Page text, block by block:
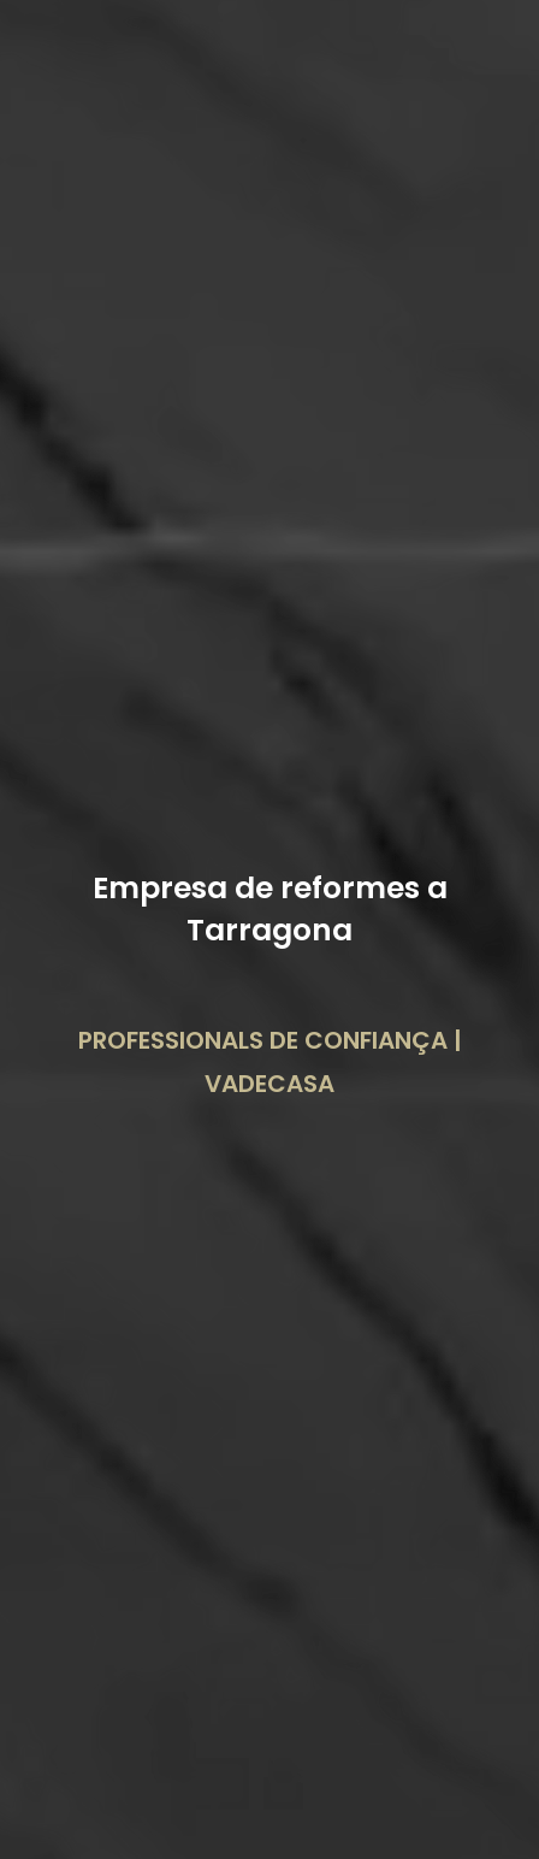
Empresa de reformes a
Tarragona
PROFESSIONALS DE CONFIANÇA |
VADECASA